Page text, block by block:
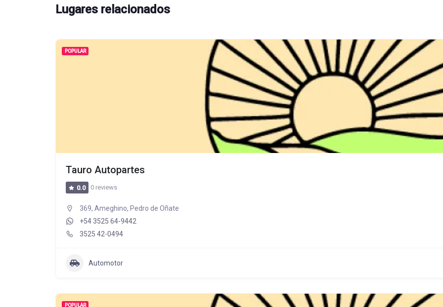
Lugares relacionados
POPULAR
Tauro Autopartes
0.0 0 reviews
369, Ameghino, Pedro de Oñate
+54 3525 64-9442
3525 42-0494
Automotor
POPULAR